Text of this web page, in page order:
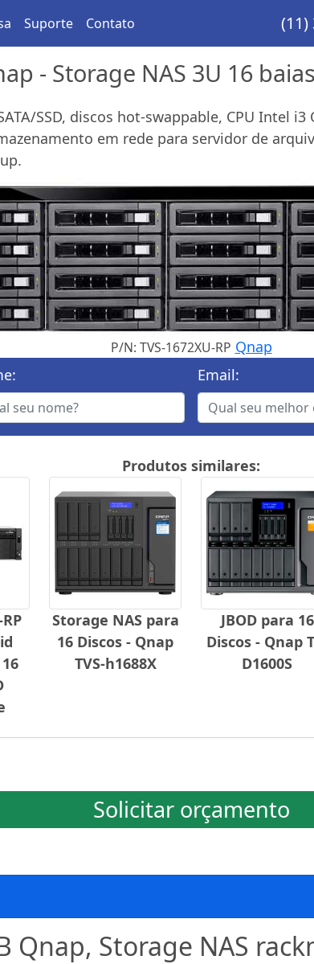
Suporte Contato (11)
- Storage NAS 3U 16
SSD, discos hot-swappable, CPU Intel
em rede para servidor de
P/N: TVS-1672XU-RP Qnap
Email:
Produtos similares:
Storage NAS para
16 Discos - Qnap
TVS-h1688X
JBOD para 16
Discos - Qnap
D1600S
Solicitar orçamento
Qnap, Storage NAS